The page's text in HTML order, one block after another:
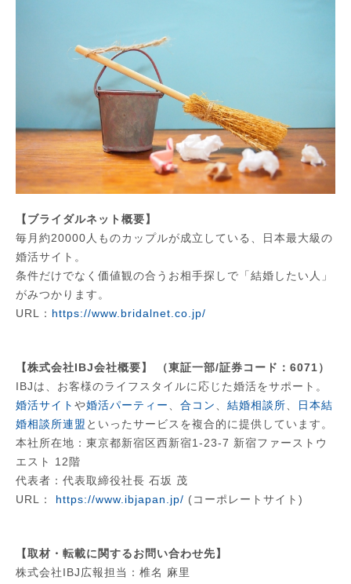
【ブライダルネット概要】
毎月約20000人ものカップルが成立している、日本最大級の
婚活サイト。
条件だけでなく価値観の合うお相手探しで「結婚したい人」
がみつかります。
URL： https://www.bridalnet.co.jp/
【株式会社IBJ会社概要】 （東証一部/証券コード：6071）
IBJは、お客様のライフスタイルに応じた婚活をサポート。
婚活サイト や婚活パーティー 合コン 結婚相談所
日本結
婚相談所連盟 といったサービスを複合的に提供しています。
本社所在地：東京都新宿区西新宿1-23-7 新宿ファーストウ
エスト 12階
代表者：代表取締役社長 石坂 茂
URL： https://www.ibjapan.jp/ (コーポレートサイト)
【取材・転載に関するお問い合わせ先】
株式会社IBJ広報担当：椎名 麻里